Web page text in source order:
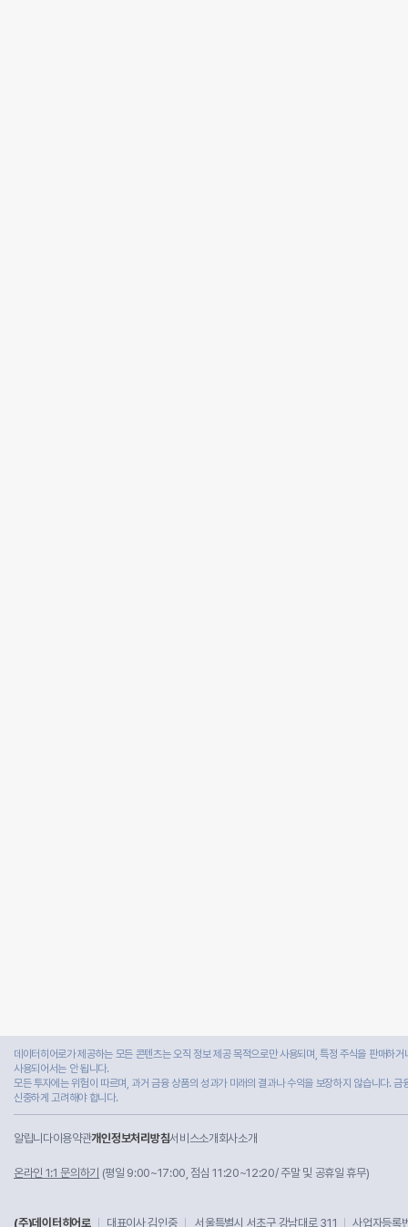
데이터히어로가 제공하는 모든 콘텐츠는 오직 정보 제공 목적으로만 사용되며, 특정 주식을 판매하
사용되어서는 안 됩니다.
모든 투자에는 위험이 따르며, 과거 금융 상품의 성과가 미래의 결과나 수익을 보장하지 않습니다.
신중하게 고려해야 합니다.
알립니다이용약관개인정보처리방침서비스소개 회사소개
온라인 1:1 문의하기 (평일 9:00~17:00, 점심 11:20~12:20/ 주말 및 공휴일 휴무)
(주)데이터히어로 대표이사 김인중 서울특별시 서초구 강남대로 311
사업자등